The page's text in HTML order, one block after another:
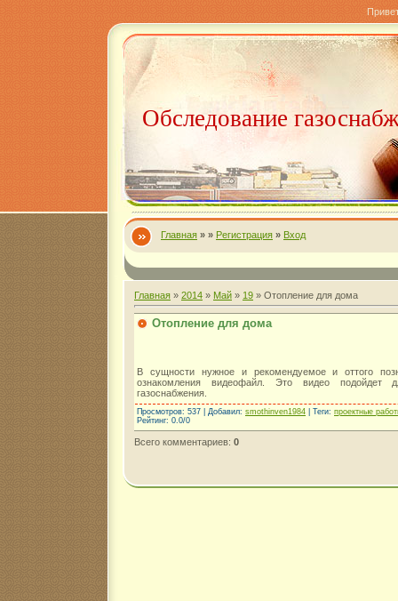
Обследование
Главная » » Регистрация » Вход
Главная » 2014 » Май » 19 » Отопление для дома
Отопление для дома
В сущности нужное и рекомендуемое и оттого
ознакомления видеофайл. Это видео подойдет
газоснабжения.
Просмотров: 537 | Добавил: smothinven1984 Теги: проектные
Рейтинг: 0.0/0
Всего комментариев: 0